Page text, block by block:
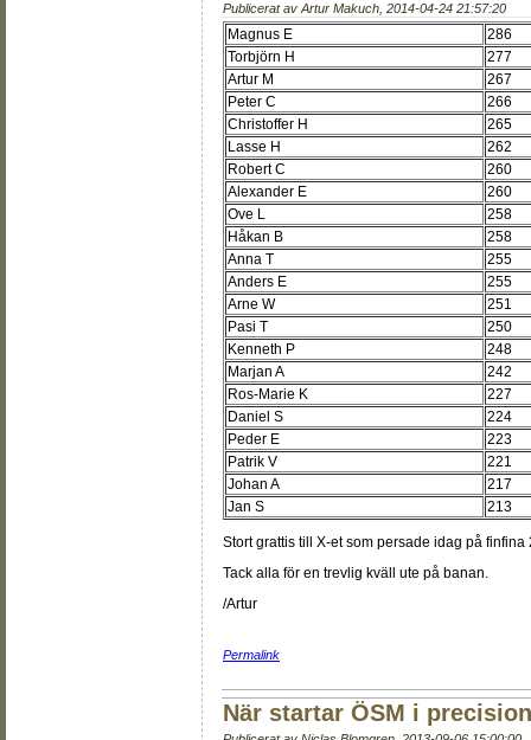
Publicerat av Artur Makuch 2014-04-24 21:57:20
Magnus E
286
Torbjörn H
277
Artur M
267
Peter C
266
Christoffer H
265
Lasse H
262
Robert C
260
Alexander E
260
Ove L
258
Håkan B
258
Anna T
255
Anders E
255
Arne W
251
Pasi T
250
Kenneth P
248
Marjan A
242
Ros-Marie K
227
Daniel S
224
Peder E
223
Patrik V
221
Johan A
217
Jan S
213
Stort grattis till X-et som persade idag på finfina
Tack alla för en trevlig kväll ute på banan.
/Artur
Permalink
När startar ÖSM i